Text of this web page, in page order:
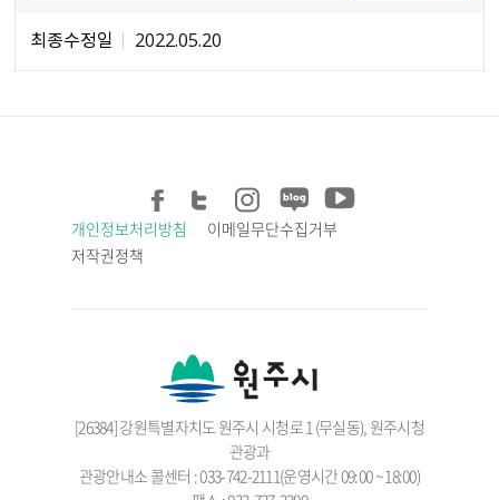
최종수정일 2022.05.20
개인정보처리방침
이메일무단수집거부
저작권정책
[26384] 강원특별자치도 원주시 시청로 1 (무실동), 원주시청
관광과
관광안내소 콜센터 : 033-742-2111(운영시간 09:00 ~ 18:00)